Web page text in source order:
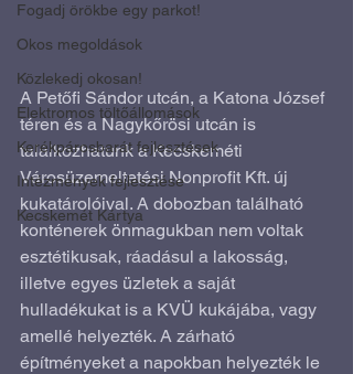
Fogadj örökbe egy parkot!
Okos megoldások
Közlekedj okosan!
Elektromos töltőállomások
Kerékpárosbarát fejlesztések
Intézmények fejlesztése
Kecskemét Kártya
A Petőfi Sándor utcán, a Katona József
téren és a Nagykőrösi utcán is
találkozhatunk a Kecskeméti
Városüzemeltetési Nonprofit Kft. új
kukatárolóival. A dobozban található
konténerek önmagukban nem voltak
esztétikusak, ráadásul a lakosság,
illetve egyes üzletek a saját
hulladékukat is a KVÜ kukájába, vagy
amellé helyezték. A zárható
építményeket a napokban helyezték le